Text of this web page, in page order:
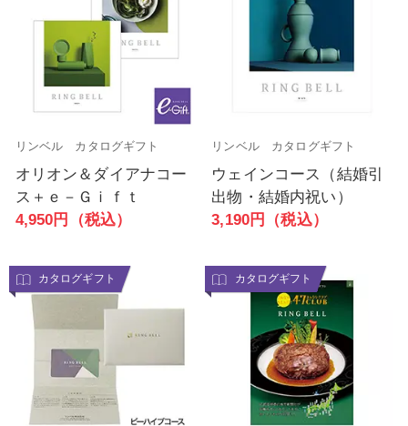
リンベル カタログギフト
オリオン＆ダイアナコー
ス＋ｅ－Ｇｉｆｔ
4,950円（税込）
リンベル カタログギフト
ウェインコース（結婚引
出物・結婚内祝い）
3,190円（税込）
カタログギフト カタログギフト